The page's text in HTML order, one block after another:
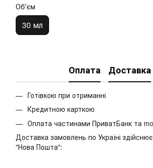
Обʼєм
30 мл
Оплата Доставка
Готівкою при отриманні
Кредитною карткою
Оплата частинами ПриватБанк та
Доставка замовлень по Україні
"Нова Пошта":